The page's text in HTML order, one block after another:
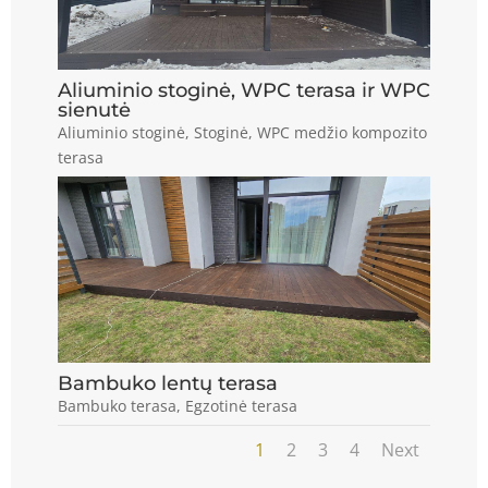
Aliuminio stoginė, WPC terasa ir WPC
sienutė
Aliuminio stoginė, Stoginė, WPC medžio kompozito
terasa
Bambuko lentų terasa
Bambuko terasa, Egzotinė terasa
1 2 3 4 Next